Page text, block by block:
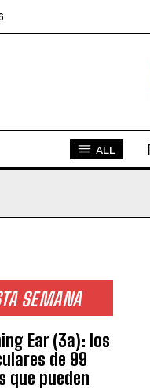
ALL
SEMANA
Ear (3a): los
de 99
que pueden